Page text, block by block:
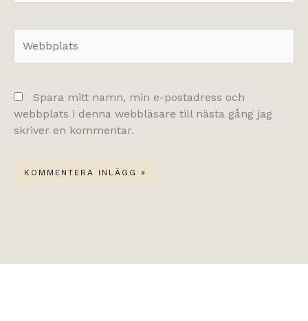
Spara mitt namn, min e-postadress och
webbplats i denna webbläsare till nästa gång jag
skriver en kommentar.